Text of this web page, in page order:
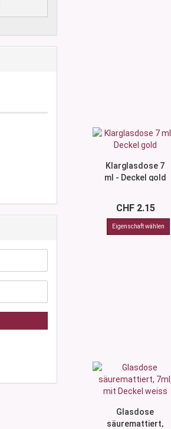
Klarglasdose 7
ml - Deckel gold
CHF 2.15
Glasdose
säuremattiert,